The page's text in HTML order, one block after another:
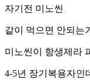
자기전 미노씬
같이 먹으면 안되는
미노씬이 항생제라
4-5년 장기복용자인